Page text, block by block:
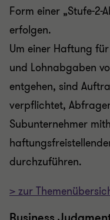
Form einer „Stufe-2-
erfolgen.
Um einer Haftung
und Lohnabgaben
entgehen, sind
verpflichtet,
Subunternehmer
durchzuführen.
> zur